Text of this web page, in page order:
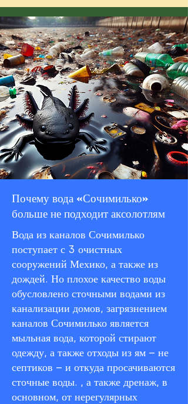
Почему вода «Сочимилько»
больше не подходит аксолотлям
Вода из каналов Сочимилько
поступает с 3 очистных
сооружений Мехико, а также из
дождей. Но плохое качество воды
обусловлено сточными водами из
канализации домов, загрязнением
каналов Сочимилько является
мыльная вода, которой стирают
одежду, а также отходы из ям – не
септиков – и откуда просачиваются
сточные воды. , а также дренаж, в
основном, от нерегулярных